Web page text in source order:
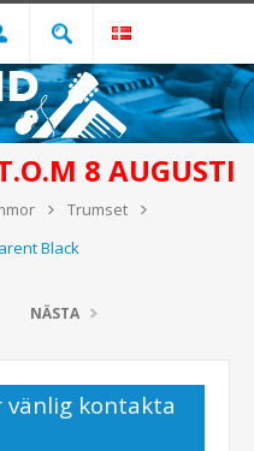
8 AUGUSTI
Trumset
Black
NÄSTA
vänlig kontakta